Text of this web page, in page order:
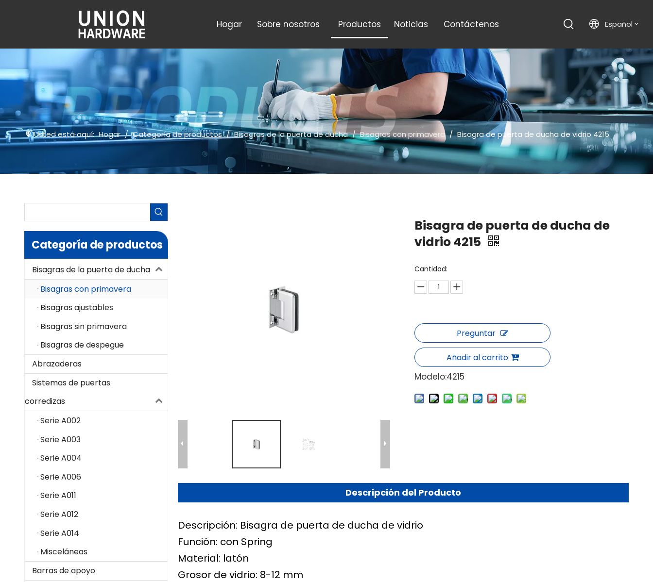
Hogar Sobre nosotros Productos Noticias Contáctenos Español
Usted está aquí: Hogar / Categoría de productos / Bisagras de la puerta de ducha / Bisagras con primavera / Bisagra de puerta de ducha de vidrio 4215
Categoría de productos
Bisagras de la puerta de ducha
Bisagras con primavera
Bisagras ajustables
Bisagras sin primavera
Bisagras de despegue
Abrazaderas
Sistemas de puertas
corredizas
Serie A002
Serie A003
Serie A004
Serie A006
Serie A011
Serie A012
Serie A014
Misceláneas
Barras de apoyo
Bisagra de puerta de ducha de
vidrio 4215
Cantidad:
Preguntar
Añadir al carrito
Modelo:4215
Descripción del Producto
Descripción: Bisagra de puerta de ducha de vidrio
Función: con Spring
Material: latón
Grosor de vidrio: 8-12 mm